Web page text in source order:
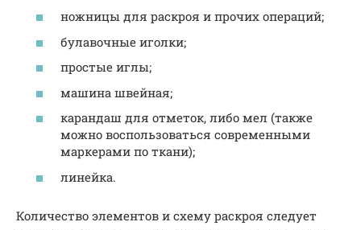
ножницы для раскроя и прочих операций;
булавочные иголки;
простые иглы;
машина швейная;
карандаш для отметок, либо мел (также
можно воспользоваться современными
маркерами по ткани);
линейка.
Количество элементов и схему раскроя следует